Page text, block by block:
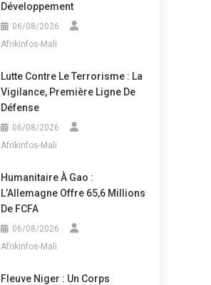
Développement
06/08/2026
Afrikinfos-Mali
Lutte Contre Le Terrorisme : La
Vigilance, Première Ligne De
Défense
06/08/2026
Afrikinfos-Mali
Humanitaire À Gao :
L’Allemagne Offre 65,6 Millions
De FCFA
06/08/2026
Afrikinfos-Mali
Fleuve Niger : Un Corps